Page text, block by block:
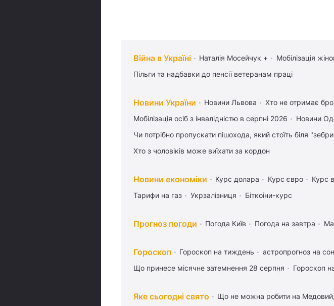
Війна в Україні Наталія Мосейчук + Мобілізація
Пільги та надбавки до пенсії ветеранам праці
Новини України Новини Львова Хто не отримає
Мобілізація осіб з інвалідністю в серпні 2026
Новини
Чи потрібно пропускати пішохода, який стоїть біля
Хто з чоловіків може виїхати за кордон
Новини економіки Курс долара Курс євро Курс
Тарифи на газ
Укрзалізниця Біткоіни-курс
Прогноз погоди Погода Київ Погода на завтра
Гороскоп Гороскоп на тиждень астропрогноз на
Що принесе місячне затемнення 28 серпня
Гороскоп
Яке сьогодні свято Що не можна робити на Медовий,